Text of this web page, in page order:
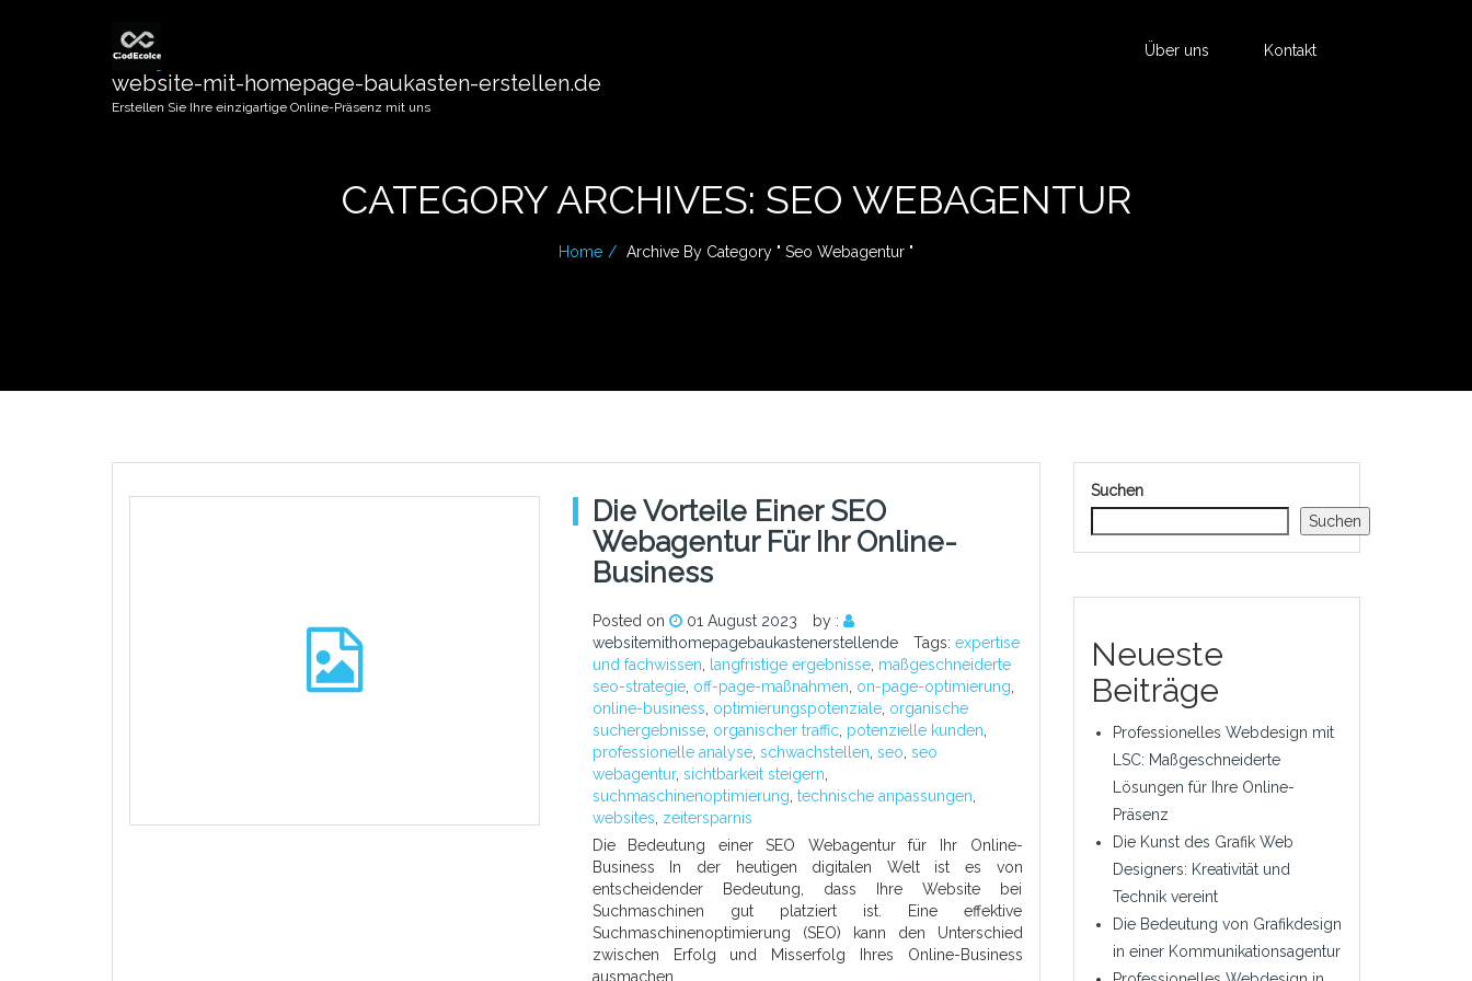
website-mit-homepage-baukasten-erstellen.de
Erstellen Sie Ihre einzigartige Online-Präsenz mit uns
Über uns Kontakt
CATEGORY ARCHIVES: SEO WEBAGENTUR
Home Archive By Category " Seo Webagentur "
Die Vorteile Einer SEO
Webagentur Für Ihr Online-
Business
Posted on 01 August 2023
by :
websitemithomepagebaukastenerstellende
Tags: expertise
und fachwissen
langfristige ergebnisse, maßgeschneiderte
seo-strategie, off-page-maßnahmen on-page-optimierung
online-business optimierungspotenziale, organische
suchergebnisse, organischer traffic, potenzielle kunden
professionelle analyse, schwachstellen seo seo
webagentur, sichtbarkeit steigern
suchmaschinenoptimierung technische anpassungen
websites zeitersparnis
Die Bedeutung einer SEO Webagentur für Ihr Online-
Business In der heutigen digitalen Welt ist es von
entscheidender Bedeutung, dass Ihre Website bei
Suchmaschinen gut platziert ist. Eine effektive
Suchmaschinenoptimierung (SEO) kann den Unterschied
zwischen Erfolg und Misserfolg Ihres Online-Business
ausmachen.
Suchen
Suchen
Neueste
Beiträge
Professionelles Webdesign mit
LSC: Maßgeschneiderte
Lösungen für Ihre Online-
Präsenz
Die Kunst des Grafik Web
Designers: Kreativität und
Technik vereint
Die Bedeutung von Grafikdesign
in einer Kommunikationsagentur